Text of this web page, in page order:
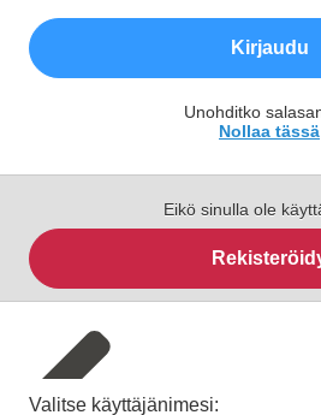
Kirjaudu
Unohditko
Nollaa tässä
Eikö sinulla ole
Valitse käyttäjänimesi: